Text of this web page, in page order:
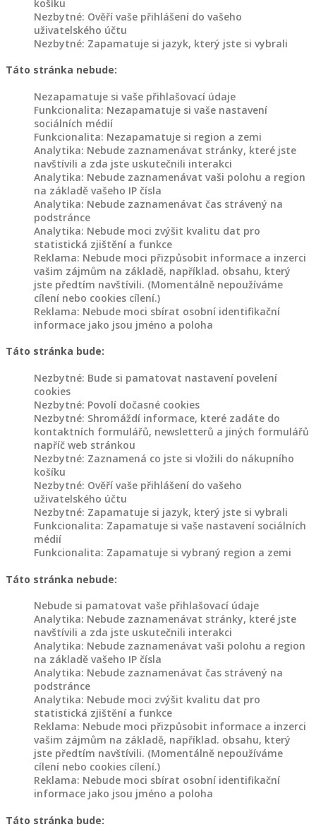
Dřevěné
záhony
Dřevořezba
objednávku
Dřevořezba
zvířat
Domovy
zvířata
Dřevěné
holubníky,
kurníky
a
jiné
nábytek
Police
ze
dřeva
Dřevěné
stojany
na
květiny
Jiný
nábytek
Dřevěné
výrobky
různé
Products
search
ZÁKAZNÍCI
košíku
Nezbytné: Ověří vaše přihlášení do vašeho
uživatelského účtu
Nezbytné: Zapamatuje si jazyk, který jste si vybrali
Táto stránka nebude:
Nezapamatuje si vaše přihlašovací údaje
Funkcionalita: Nezapamatuje si vaše nastavení
sociálních médií
Funkcionalita: Nezapamatuje si region a zemi
Analytika: Nebude zaznamenávat stránky, které jste
navštívili a zda jste uskutečnili interakci
Analytika: Nebude zaznamenávat vaši polohu a region
na základě vašeho IP čísla
Analytika: Nebude zaznamenávat čas strávený na
podstránce
Analytika: Nebude moci zvýšit kvalitu dat pro
statistická zjištění a funkce
Reklama: Nebude moci přizpůsobit informace a inzerci
vašim zájmům na základě, například. obsahu, který
jste předtím navštívili. (Momentálně nepoužíváme
cílení nebo cookies cílení.)
Reklama: Nebude moci sbírat osobní identifikační
informace jako jsou jméno a poloha
Táto stránka bude:
Nezbytné: Bude si pamatovat nastavení povelení
cookies
Nezbytné: Povolí dočasné cookies
Nezbytné: Shromáždí informace, které zadáte do
kontaktních formulářů, newsletterů a jiných formulářů
napříč web stránkou
Nezbytné: Zaznamená co jste si vložili do nákupního
košíku
Nezbytné: Ověří vaše přihlášení do vašeho
uživatelského účtu
Nezbytné: Zapamatuje si jazyk, který jste si vybrali
Funkcionalita: Zapamatuje si vaše nastavení sociálních
médií
Funkcionalita: Zapamatuje si vybraný region a zemi
Táto stránka nebude:
Nebude si pamatovat vaše přihlašovací údaje
Analytika: Nebude zaznamenávat stránky, které jste
navštívili a zda jste uskutečnili interakci
Analytika: Nebude zaznamenávat vaši polohu a region
na základě vašeho IP čísla
Analytika: Nebude zaznamenávat čas strávený na
podstránce
Analytika: Nebude moci zvýšit kvalitu dat pro
statistická zjištění a funkce
Reklama: Nebude moci přizpůsobit informace a inzerci
vašim zájmům na základě, například. obsahu, který
jste předtím navštívili. (Momentálně nepoužíváme
cílení nebo cookies cílení.)
Reklama: Nebude moci sbírat osobní identifikační
informace jako jsou jméno a poloha
Táto stránka bude: